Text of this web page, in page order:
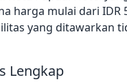
harga mulai dari IDR
yang ditawarkan
Lengkap